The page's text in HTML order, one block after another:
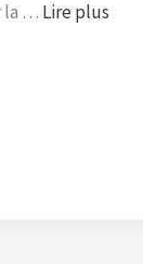
la … Lire plus